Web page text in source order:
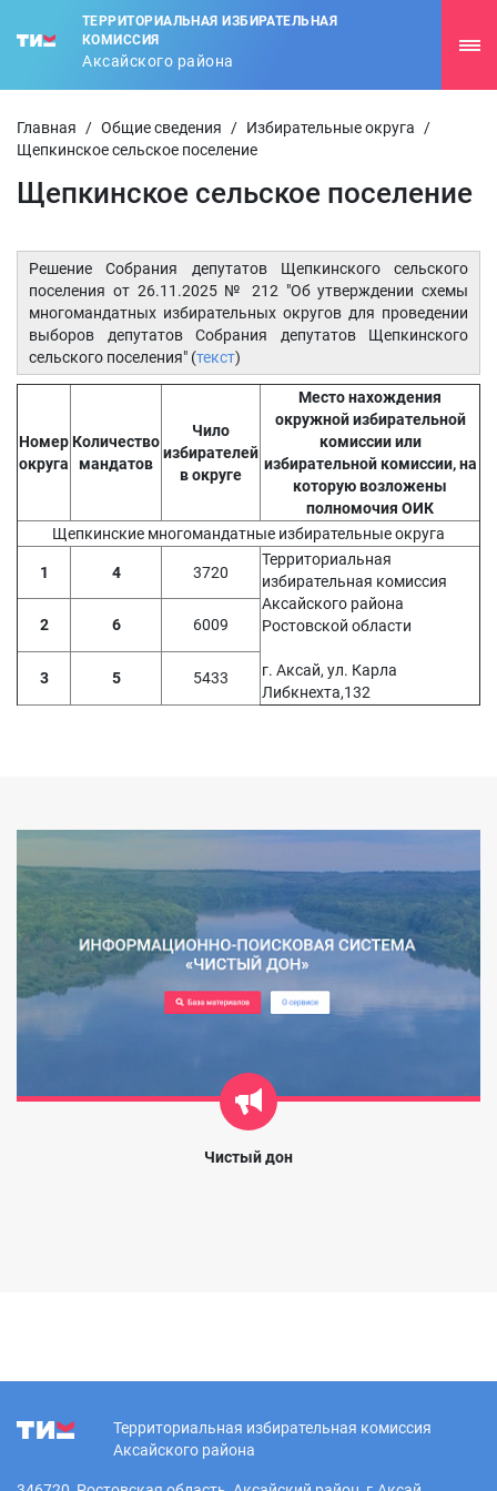
ТЕРРИТОРИАЛЬНАЯ ИЗБИРАТЕЛЬНАЯ
КОМИССИЯ
Аксайского района
Главная / Общие сведения / Избирательные округа
/
Щепкинское сельское поселение
Щепкинское сельское поселение
Решение Собрания депутатов Щепкинского сельского
поселения от 26.11.2025 № 212 "Об утверждении схемы
многомандатных избирательных округов для проведении
выборов депутатов Собрания депутатов Щепкинского
сельского поселения" (текст)
Номер
округа
Количество
мандатов
Чило
избирателей
в округе
Место нахождения
окружной избирательной
комиссии или
избирательной комиссии, на
которую возложены
полномочия ОИК
Щепкинские многомандатные избирательные округа
1 4 3720
Территориальная
избирательная комиссия
Аксайского района
Ростовской области
г. Аксай, ул. Карла
Либкнехта,132
2 6 6009
3 5 5433
Чистый дон
Территориальная избирательная комиссия
Аксайского района